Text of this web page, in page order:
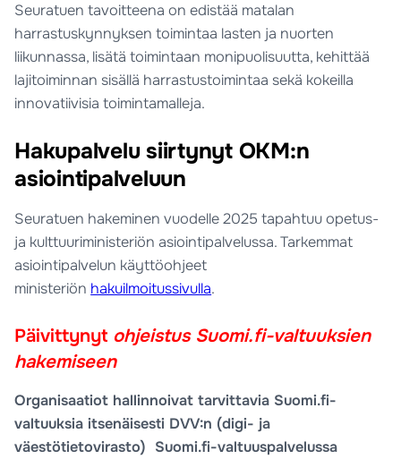
Seuratuen tavoitteena on edistää matalan
harrastuskynnyksen toimintaa lasten ja nuorten
liikunnassa, lisätä toimintaan monipuolisuutta, kehittää
lajitoiminnan sisällä harrastustoimintaa sekä kokeilla
innovatiivisia toimintamalleja.
Hakupalvelu siirtynyt OKM:n
asiointipalveluun
Seuratuen hakeminen vuodelle 2025 tapahtuu opetus-
ja kulttuuriministeriön asiointipalvelussa. Tarkemmat
asiointipalvelun käyttöohjeet
ministeriön hakuilmoitussivulla.
Päivittynyt ohjeistus Suomi.fi-valtuuksien
hakemiseen
Organisaatiot hallinnoivat tarvittavia Suomi.fi-
valtuuksia itsenäisesti DVV:n (digi- ja
väestötietovirasto) Suomi.fi-valtuuspalvelussa